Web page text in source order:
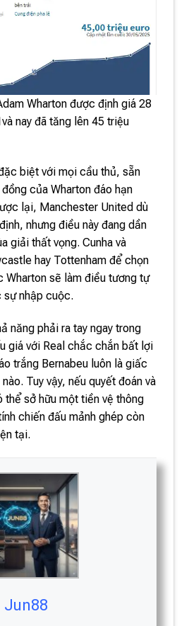
Wharton được định giá 28
nay đã tăng lên 45 triệu
biệt với mọi cầu thủ, sẵn
của Wharton đáo hạn
lại, Manchester United dù
nhưng điều này đang dần
giải thất vọng. Cunha và
hay Tottenham để chọn
Wharton sẽ làm điều tương tự
sự nhập cuộc.
năng phải ra tay ngay trong
giá với Real chắc chắn bất lợi
trắng Bernabeu luôn là giấc
Tuy vậy, nếu quyết đoán và
sở hữu một tiền vệ thông
chiến đấu mảnh ghép còn
tại.
Jun88